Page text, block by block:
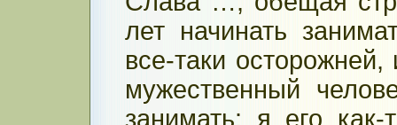
лет начинать
все-таки
мужественный
занимать: я его